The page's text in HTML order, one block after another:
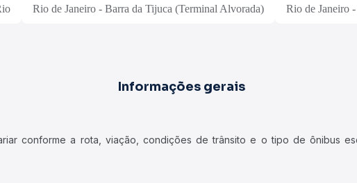
Rio de Janeiro - Barra da Tijuca (Terminal Alvorada) Rio de Janeiro
Informações gerais
conforme a rota, viação, condições de trânsito e o tipo de ônibus